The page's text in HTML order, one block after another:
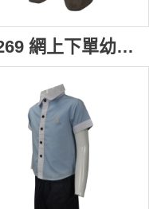
SU269 網上下單幼稚園女童校服套裝 訂造幼稚園女童校服 自訂女童校服專營店